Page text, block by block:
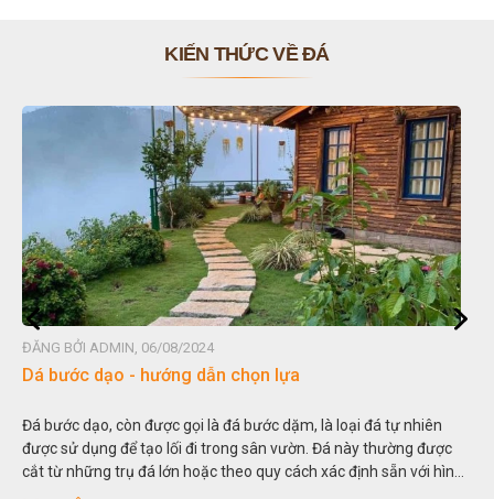
KIẾN THỨC VỀ ĐÁ
ĐĂNG BỞI ADMIN, 06/08/2024
Dá bước dạo - hướng dẫn chọn lựa
Đá bước dạo, còn được gọi là đá bước dặm, là loại đá tự nhiên
được sử dụng để tạo lối đi trong sân vườn. Đá này thường được
cắt từ những trụ đá lớn hoặc theo quy cách xác định sẵn với hình
vuông hoặc hình chữ nhật và có độ dày khác nhau.